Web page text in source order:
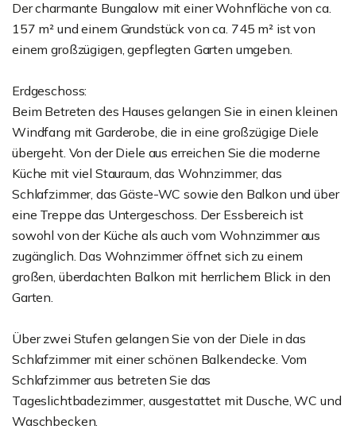
Der charmante Bungalow mit einer Wohnfläche von ca.
157 m² und einem Grundstück von ca. 745 m² ist von
einem großzügigen, gepflegten Garten umgeben.
Erdgeschoss:
Beim Betreten des Hauses gelangen Sie in einen kleinen
Windfang mit Garderobe, die in eine großzügige Diele
übergeht. Von der Diele aus erreichen Sie die moderne
Küche mit viel Stauraum, das Wohnzimmer, das
Schlafzimmer, das Gäste-WC sowie den Balkon und über
eine Treppe das Untergeschoss. Der Essbereich ist
sowohl von der Küche als auch vom Wohnzimmer aus
zugänglich. Das Wohnzimmer öffnet sich zu einem
großen, überdachten Balkon mit herrlichem Blick in den
Garten.
Über zwei Stufen gelangen Sie von der Diele in das
Schlafzimmer mit einer schönen Balkendecke. Vom
Schlafzimmer aus betreten Sie das
Tageslichtbadezimmer, ausgestattet mit Dusche, WC und
Waschbecken.